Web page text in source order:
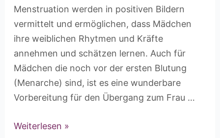
Menstruation werden in positiven Bildern
vermittelt und ermöglichen, dass Mädchen
ihre weiblichen Rhytmen und Kräfte
annehmen und schätzen lernen. Auch für
Mädchen die noch vor der ersten Blutung
(Menarche) sind, ist es eine wunderbare
Vorbereitung für den Übergang zum Frau …
Weiterlesen »